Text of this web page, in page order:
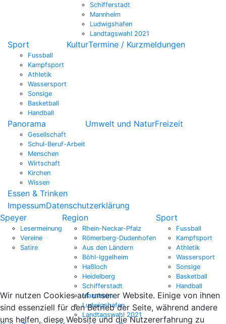
Schifferstadt
Mannheim
Ludwigshafen
Landtagswahl 2021
Sport
Fussball
Kampfsport
Athletik
Wassersport
Sonsige
Basketball
Handball
KulturTermine / Kurzmeldungen
Panorama
Gesellschaft
Schul-Beruf-Arbeit
Menschen
Wirtschaft
Kirchen
Wissen
Umwelt und NaturFreizeit
Essen & Trinken
ImpessumDatenschutzerklärung
Speyer
Lesermeinung
Vereine
Satire
Region
Rhein-Neckar-Pfalz
Römerberg-Dudenhofen
Aus den Ländern
Böhl-Iggelheim
Haßloch
Heidelberg
Schifferstadt
Mannheim
Ludwigshafen
Landtagswahl 2021
Sport
Fussball
Kampfsport
Athletik
Wassersport
Sonsige
Basketball
Handball
Wir nutzen Cookies auf unserer Website. Einige von ihnen
sind essenziell für den Betrieb der Seite, während andere
uns helfen, diese Website und die Nutzererfahrung zu